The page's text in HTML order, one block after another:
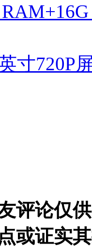
寸720P
评论仅
或证实